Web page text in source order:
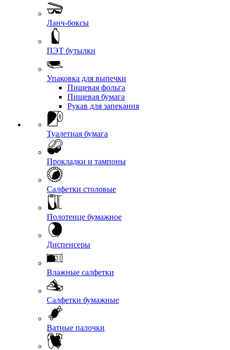
Ланч-боксы
ПЭТ бутылки
Упаковка для выпечки
Пищевая фольга
Пищевая бумага
Рукав для запекания
Туалетная бумага
Прокладки и тампоны
Салфетки столовые
Полотенце бумажное
Диспенсеры
Влажные салфетки
Салфетки бумажные
Ватные палочки